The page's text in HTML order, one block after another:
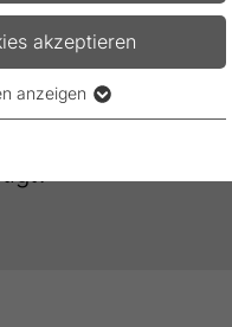
von A bis
akzeptieren
anzeigen